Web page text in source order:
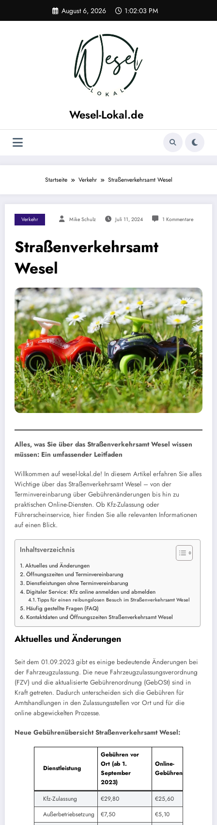
springen
August 6, 2026 1:02:04 PM
Wesel-Lokal.de
Startseite Verkehr Straßenverkehrsamt Wesel
Verkehr Mike Schulz Juli 11, 2024 1 Kommentare
Straßenverkehrsamt
Wesel
Alles, was Sie über das Straßenverkehrsamt Wesel wissen
müssen: Ein umfassender Leitfaden
Willkommen auf wesel-lokal.de! In diesem Artikel erfahren Sie alles
Wichtige über das Straßenverkehrsamt Wesel – von der
Terminvereinbarung über Gebührenänderungen bis hin zu
praktischen Online-Diensten. Ob Kfz-Zulassung oder
Führerscheinservice, hier finden Sie alle relevanten Informationen
auf einen Blick.
Inhaltsverzeichnis
Aktuelles und Änderungen
Öffnungszeiten und Terminvereinbarung
Dienstleistungen ohne Terminvereinbarung
Digitaler Service: Kfz online anmelden und abmelden
Tipps für einen reibungslosen Besuch im Straßenverkehrsamt Wesel
Häufig gestellte Fragen (FAQ)
Kontaktdaten und Öffnungszeiten Straßenverkehrsamt Wesel
Aktuelles und Änderungen
Seit dem 01.09.2023 gibt es einige bedeutende Änderungen bei
der Fahrzeugzulassung. Die neue Fahrzeugzulassungsverordnung
(FZV) und die aktualisierte Gebührenordnung (GebOSt) sind in
Kraft getreten. Dadurch unterscheiden sich die Gebühren für
Amtshandlungen in den Zulassungsstellen vor Ort und für die
online abgewickelten Prozesse.
Neue Gebührenübersicht Straßenverkehrsamt Wesel:
Dienstleistung
Gebühren vor
Ort (ab 1.
September
2023)
Online-
Gebühren
Kfz-Zulassung €29,80
€25,60
Außerbetriebsetzung
€7,50
€5,10